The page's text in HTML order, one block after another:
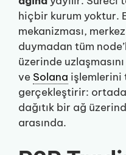
hiçbir kurum yoktur.
mekanizması,
duymadan tüm
üzerinde
ve Solana işlemlerini
gerçekleştirir:
dağıtık bir ağ
arasında.